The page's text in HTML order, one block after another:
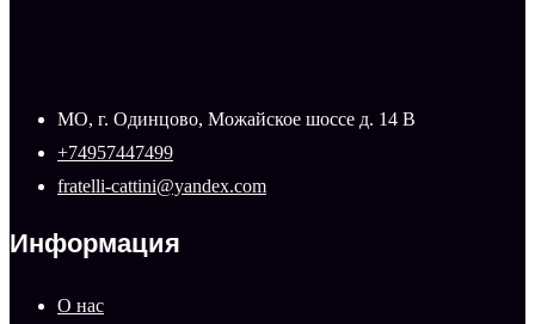
МО, г. Одинцово, Можайское шоссе д. 14 В
+74957447499
fratelli-cattini@yandex.com
Информация
О нас